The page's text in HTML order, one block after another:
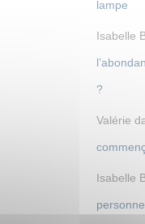
lampe
Isabelle
?
Valérie
Isabelle